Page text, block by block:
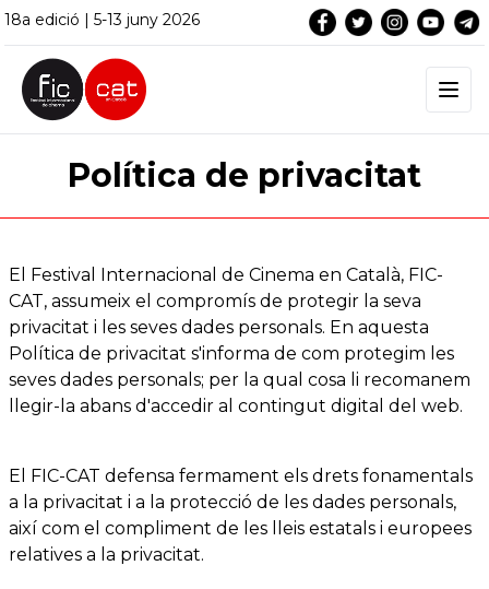
18a edició | 5-13 juny 2026
Política de privacitat
El Festival Internacional de Cinema en Català, FIC-
CAT, assumeix el compromís de protegir la seva
privacitat i les seves dades personals. En aquesta
Política de privacitat s'informa de com protegim les
seves dades personals; per la qual cosa li recomanem
llegir-la abans d'accedir al contingut digital del web.
El FIC-CAT defensa fermament els drets fonamentals
a la privacitat i a la protecció de les dades personals,
així com el compliment de les lleis estatals i europees
relatives a la privacitat.